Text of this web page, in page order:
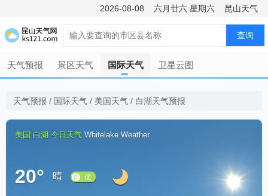
2026-08-08 六月廿六 星期六 昆山天气
查询
天气预报 景区天气 国际天气 卫星云图
天气预报 / 国际天气 / 美国天气 / 白湖天气预报
美国 白湖 今日天气 Whitelake Weather
20° 晴